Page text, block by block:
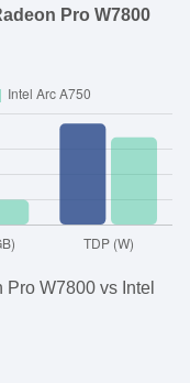
Pro W7800
Pro W7800 vs Intel